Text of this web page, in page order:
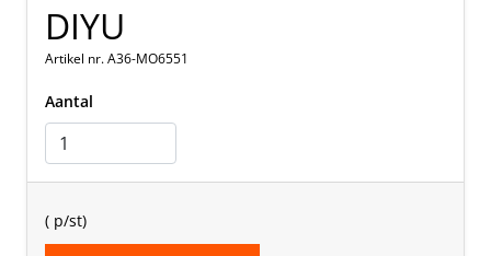
DIYU
Artikel nr. A36-MO6551
Aantal
( p/st)